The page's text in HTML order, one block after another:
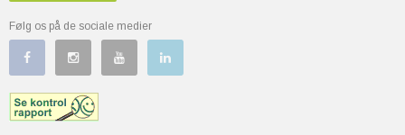
Følg os på de sociale medier